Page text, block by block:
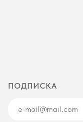
ПОДПИСКА